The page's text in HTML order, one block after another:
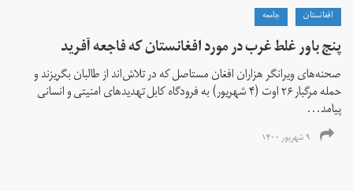
افغانستان جامعه
پنج باور غلط غرب در مورد افغانستان که فاجعه آفرید
صحنه‌های ویرانگر هزاران افغان مستاصل که در تلاش‌اند از طالبان بگریزند و
حمله مرگبار ۲۶ اوت (۴ شهریور) به فرودگاه کابل تهدیدهای امنیتی و انسانی
پیامد...
۹ شهریور ۱۴۰۰